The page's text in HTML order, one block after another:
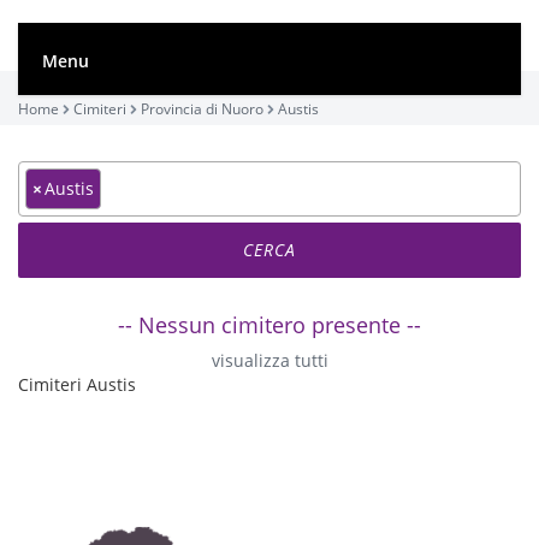
Menu
Home Cimiteri Provincia di Nuoro Austis
×Austis
-- Nessun cimitero presente --
visualizza tutti
Cimiteri Austis